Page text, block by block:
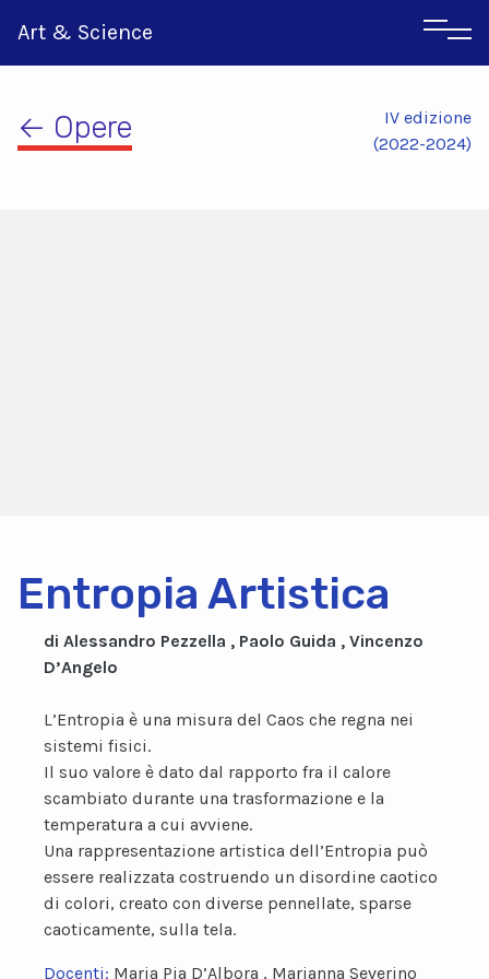
Art & Science
← Opere
IV edizione
(2022-2024)
Entropia Artistica
di Alessandro Pezzella , Paolo Guida , Vincenzo
D’Angelo
L’Entropia è una misura del Caos che regna nei
sistemi fisici.
Il suo valore è dato dal rapporto fra il calore
scambiato durante una trasformazione e la
temperatura a cui avviene.
Una rappresentazione artistica dell’Entropia può
essere realizzata costruendo un disordine caotico
di colori, creato con diverse pennellate, sparse
caoticamente, sulla tela.
Docenti: Maria Pia D’Albora , Marianna Severino